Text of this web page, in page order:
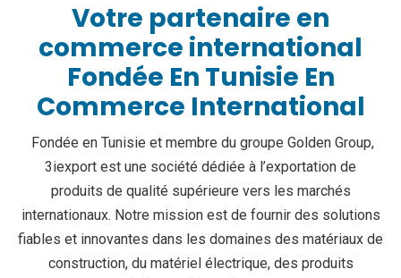
Votre partenaire en
commerce international
Fondée En Tunisie En
Commerce International
Fondée en Tunisie et membre du groupe Golden Group,
3iexport est une société dédiée à l’exportation de
produits de qualité supérieure vers les marchés
internationaux. Notre mission est de fournir des solutions
fiables et innovantes dans les domaines des matériaux de
construction, du matériel électrique, des produits